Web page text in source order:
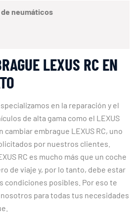
neumáticos
LEXUS RC EN
en la reparación y el
de alta gama como el LEXUS
cambiar embrague LEXUS RC, uno
por nuestros clientes.
RC es mucho más que un coche
de viaje y, por lo tanto, debe estar
condiciones posibles. Por eso te
para todas tus necesidades